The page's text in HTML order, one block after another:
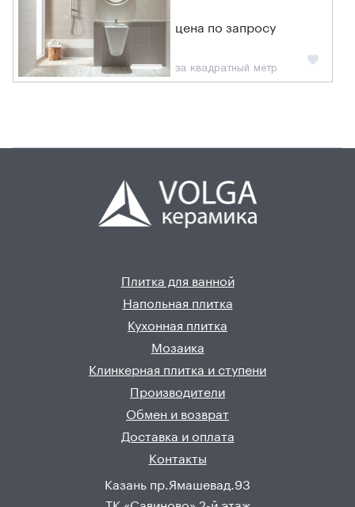
цена по запросу
за квадратный метр
Плитка для ванной
Напольная плитка
Кухонная плитка
Мозаика
Клинкерная плитка и ступени
Производители
Обмен и возврат
Доставка и оплата
Контакты
Казань пр.Ямашевад.93